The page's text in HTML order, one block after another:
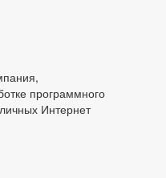
программного
Интернет